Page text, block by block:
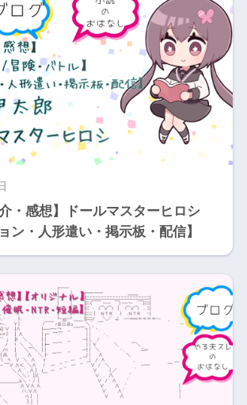
・感想】ドールマスターヒロシ
ン・人形遣い・掲示板・配信】